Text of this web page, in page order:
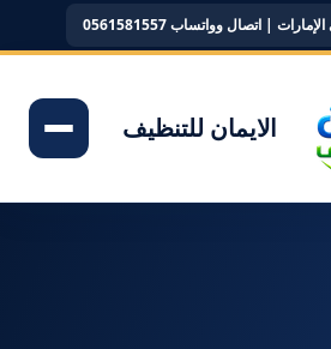
| اتصال وواتساب 0561581557
الايمان للتنظيف